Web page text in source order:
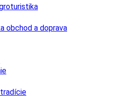
obchod a doprava